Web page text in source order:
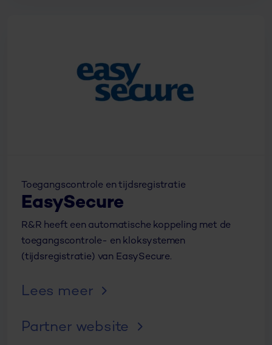
Toegangscontrole en tijdsregistratie
EasySecure
R&R heeft een automatische koppeling met de
toegangscontrole- en kloksystemen
(tijdsregistratie) van EasySecure.
Lees meer
Partner website